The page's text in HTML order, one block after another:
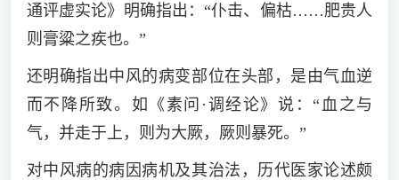
通评虚实论》明确指出：“仆击、偏枯……肥贵人
则膏粱之疾也。”
还明确指出中风的病变部位在头部，是由气血逆
而不降所致。如《素问·调经论》说：“血之与
气，并走于上，则为大厥，厥则暴死。”
对中风病的病因病机及其治法，历代医家论述颇